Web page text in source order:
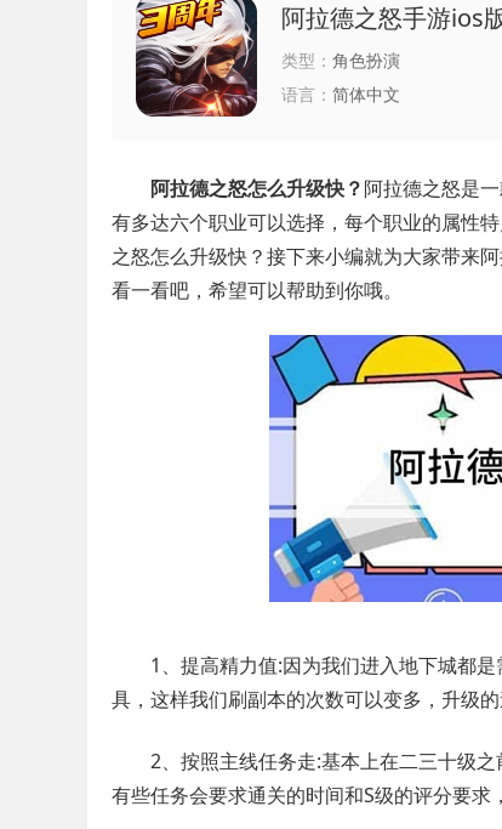
阿拉德之怒手游ios
类型： 角色扮演
语言： 简体中文
阿拉德之怒怎么升级快？阿拉德之怒是
有多达六个职业可以选择，每个职业的属性
之怒怎么升级快？接下来小编就为大家带来
看一看吧，希望可以帮助到你哦。
1、提高精力值:因为我们进入地下城都是
具，这样我们刷副本的次数可以变多，升级的
2、按照主线任务走:基本上在二三十级之
有些任务会要求通关的时间和S级的评分要求